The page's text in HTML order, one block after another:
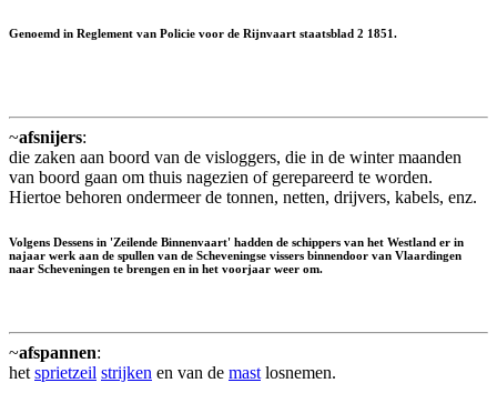
Genoemd in Reglement van Policie voor de Rijnvaart staatsblad 2 1851.
~afsnijers:
die zaken aan boord van de visloggers, die in de winter maanden
van boord gaan om thuis nagezien of gerepareerd te worden.
Hiertoe behoren ondermeer de tonnen, netten, drijvers, kabels, enz.
Volgens Dessens in 'Zeilende Binnenvaart' hadden de schippers van het Westland er in
najaar werk aan de spullen van de Scheveningse vissers binnendoor van Vlaardingen
naar Scheveningen te brengen en in het voorjaar weer om.
~afspannen:
het sprietzeil strijken en van de mast losnemen.